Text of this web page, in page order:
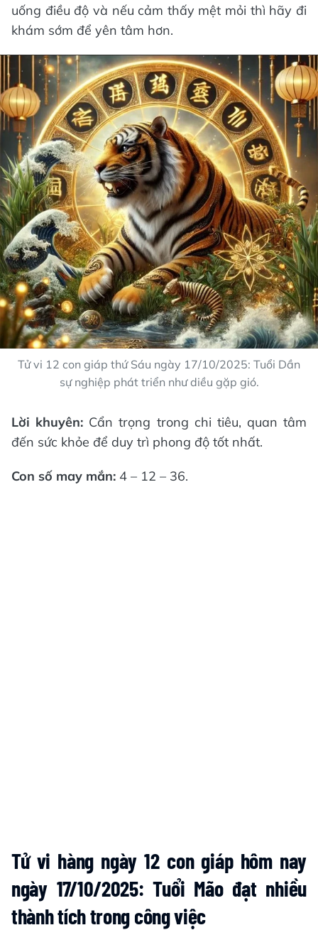
uống điều độ và nếu cảm thấy mệt mỏi thì hãy đi
khám sớm để yên tâm hơn.
Tử vi 12 con giáp thứ Sáu ngày 17/10/2025: Tuổi Dần
sự nghiệp phát triển như diều gặp gió.
Lời khuyên: Cẩn trọng trong chi tiêu, quan tâm
đến sức khỏe để duy trì phong độ tốt nhất.
Con số may mắn: 4 – 12 – 36.
Tử vi hàng ngày 12 con giáp hôm nay
ngày 17/10/2025: Tuổi Mão đạt nhiều
thành tích trong công việc